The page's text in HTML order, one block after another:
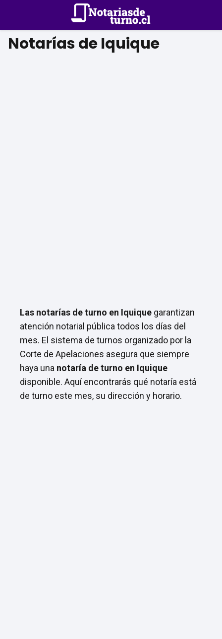
Notarías de Iquique
Las notarías de turno en Iquique garantizan
atención notarial pública todos los días del
mes. El sistema de turnos organizado por la
Corte de Apelaciones asegura que siempre
haya una notaría de turno en Iquique
disponible. Aquí encontrarás qué notaría está
de turno este mes, su dirección y horario.